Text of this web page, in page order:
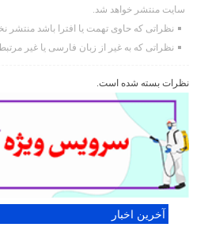
سایت منتشر خواهد شد.
نظراتی که حاوی تهمت یا افترا باشد منتشر
نظراتی که به غیر از زبان فارسی یا غیر
نظرات بسته شده است.
آخرین اخبار